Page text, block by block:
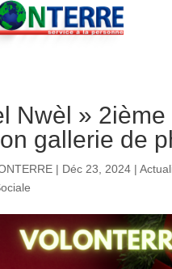
Nwèl » 2ième
gallerie de
| Déc 23, 2024|